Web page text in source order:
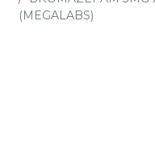
(MEGALABS)